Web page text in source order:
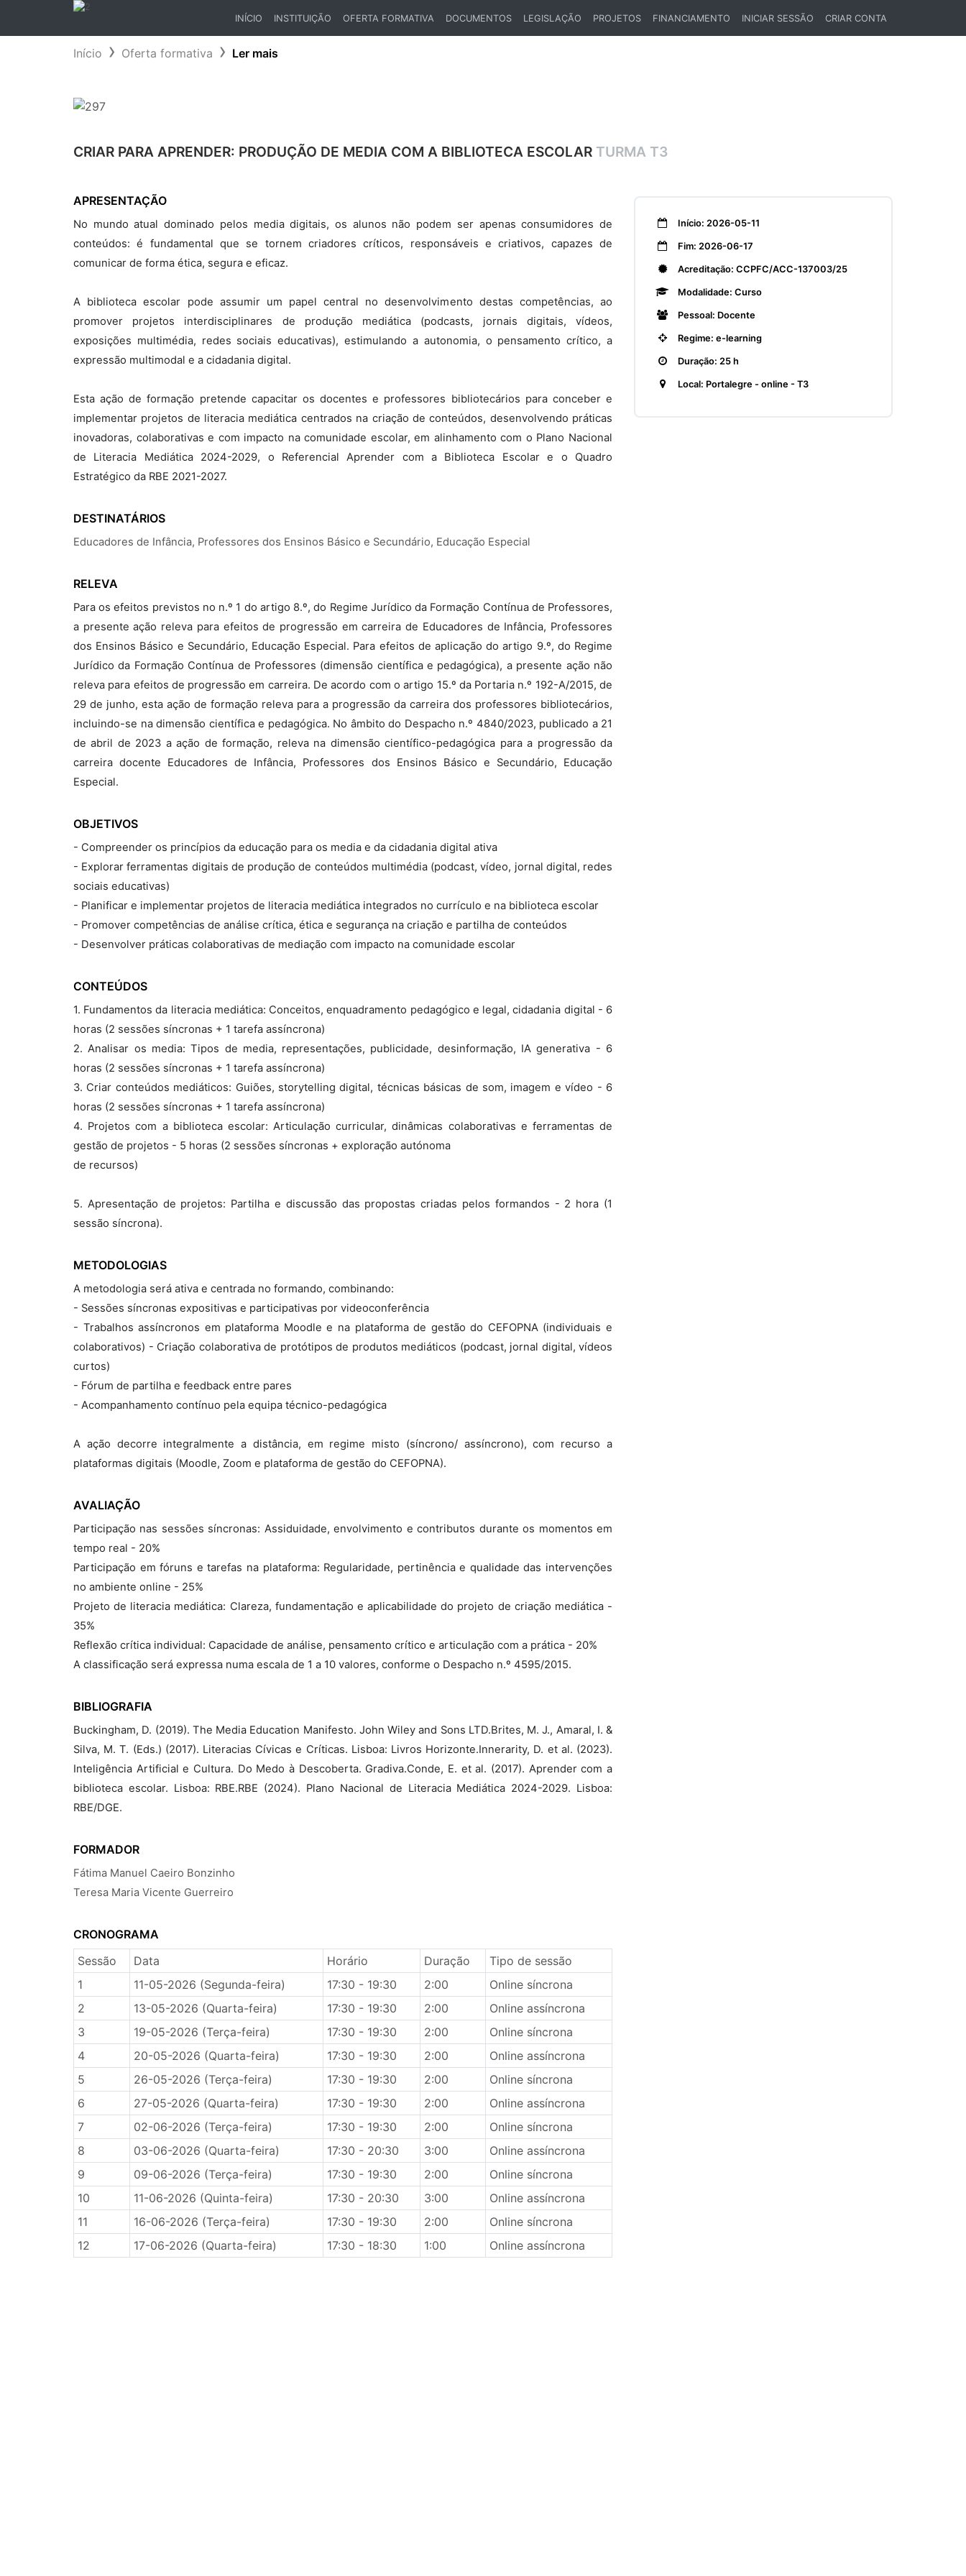
INÍCIO
INSTITUIÇÃO OFERTA FORMATIVA DOCUMENTOS LEGISLAÇÃO PROJETOS FINANCIAMENTO INICIAR SESSÃO CRIAR CONTA
Início Oferta formativa Ler mais
CRIAR PARA APRENDER: PRODUÇÃO DE MEDIA COM A BIBLIOTECA ESCOLAR TURMA T3
APRESENTAÇÃO
No mundo atual dominado pelos media digitais, os alunos não podem ser apenas consumidores de
conteúdos: é fundamental que se tornem criadores críticos, responsáveis e criativos, capazes de
comunicar de forma ética, segura e eficaz.
A biblioteca escolar pode assumir um papel central no desenvolvimento destas competências, ao
promover projetos interdisciplinares de produção mediática (podcasts, jornais digitais, vídeos,
exposições multimédia, redes sociais educativas), estimulando a autonomia, o pensamento crítico, a
expressão multimodal e a cidadania digital.
Esta ação de formação pretende capacitar os docentes e professores bibliotecários para conceber e
implementar projetos de literacia mediática centrados na criação de conteúdos, desenvolvendo práticas
inovadoras, colaborativas e com impacto na comunidade escolar, em alinhamento com o Plano Nacional
de Literacia Mediática 2024-2029, o Referencial Aprender com a Biblioteca Escolar e o Quadro
Estratégico da RBE 2021-2027.
DESTINATÁRIOS
Educadores de Infância, Professores dos Ensinos Básico e Secundário, Educação Especial
RELEVA
Para os efeitos previstos no n.º 1 do artigo 8.º, do Regime Jurídico da Formação Contínua de Professores,
a presente ação releva para efeitos de progressão em carreira de Educadores de Infância, Professores
dos Ensinos Básico e Secundário, Educação Especial. Para efeitos de aplicação do artigo 9.º, do Regime
Jurídico da Formação Contínua de Professores (dimensão científica e pedagógica), a presente ação não
releva para efeitos de progressão em carreira. De acordo com o artigo 15.º da Portaria n.º 192-A/2015, de
29 de junho, esta ação de formação releva para a progressão da carreira dos professores bibliotecários,
incluindo-se na dimensão científica e pedagógica. No âmbito do Despacho n.º 4840/2023, publicado a 21
de abril de 2023 a ação de formação, releva na dimensão científico-pedagógica para a progressão da
carreira docente Educadores de Infância, Professores dos Ensinos Básico e Secundário, Educação
Especial.
OBJETIVOS
- Compreender os princípios da educação para os media e da cidadania digital ativa
- Explorar ferramentas digitais de produção de conteúdos multimédia (podcast, vídeo, jornal digital, redes
sociais educativas)
- Planificar e implementar projetos de literacia mediática integrados no currículo e na biblioteca escolar
- Promover competências de análise crítica, ética e segurança na criação e partilha de conteúdos
- Desenvolver práticas colaborativas de mediação com impacto na comunidade escolar
CONTEÚDOS
1. Fundamentos da literacia mediática: Conceitos, enquadramento pedagógico e legal, cidadania digital - 6
horas (2 sessões síncronas + 1 tarefa assíncrona)
2. Analisar os media: Tipos de media, representações, publicidade, desinformação, IA generativa - 6
horas (2 sessões síncronas + 1 tarefa assíncrona)
3. Criar conteúdos mediáticos: Guiões, storytelling digital, técnicas básicas de som, imagem e vídeo - 6
horas (2 sessões síncronas + 1 tarefa assíncrona)
4. Projetos com a biblioteca escolar: Articulação curricular, dinâmicas colaborativas e ferramentas de
gestão de projetos - 5 horas (2 sessões síncronas + exploração autónoma
de recursos)
5. Apresentação de projetos: Partilha e discussão das propostas criadas pelos formandos - 2 hora (1
sessão síncrona).
METODOLOGIAS
A metodologia será ativa e centrada no formando, combinando:
- Sessões síncronas expositivas e participativas por videoconferência
- Trabalhos assíncronos em plataforma Moodle e na plataforma de gestão do CEFOPNA (individuais e
colaborativos) - Criação colaborativa de protótipos de produtos mediáticos (podcast, jornal digital, vídeos
curtos)
- Fórum de partilha e feedback entre pares
- Acompanhamento contínuo pela equipa técnico-pedagógica
A ação decorre integralmente a distância, em regime misto (síncrono/ assíncrono), com recurso a
plataformas digitais (Moodle, Zoom e plataforma de gestão do CEFOPNA).
AVALIAÇÃO
Participação nas sessões síncronas: Assiduidade, envolvimento e contributos durante os momentos em
tempo real - 20%
Participação em fóruns e tarefas na plataforma: Regularidade, pertinência e qualidade das intervenções
no ambiente online - 25%
Projeto de literacia mediática: Clareza, fundamentação e aplicabilidade do projeto de criação mediática -
35%
Reflexão crítica individual: Capacidade de análise, pensamento crítico e articulação com a prática - 20%
A classificação será expressa numa escala de 1 a 10 valores, conforme o Despacho n.º 4595/2015.
BIBLIOGRAFIA
Buckingham, D. (2019). The Media Education Manifesto. John Wiley and Sons LTD.Brites, M. J., Amaral, I. &
Silva, M. T. (Eds.) (2017). Literacias Cívicas e Críticas. Lisboa: Livros Horizonte.Innerarity, D. et al. (2023).
Inteligência Artificial e Cultura. Do Medo à Descoberta. Gradiva.Conde, E. et al. (2017). Aprender com a
biblioteca escolar. Lisboa: RBE.RBE (2024). Plano Nacional de Literacia Mediática 2024-2029. Lisboa:
RBE/DGE.
FORMADOR
Fátima Manuel Caeiro Bonzinho
Teresa Maria Vicente Guerreiro
CRONOGRAMA
Sessão
Data Horário Duração
Tipo de sessão
1
11-05-2026 (Segunda-feira) 17:30 - 19:30 2:00
Online síncrona
2
13-05-2026 (Quarta-feira) 17:30 - 19:30 2:00
Online assíncrona
3
19-05-2026 (Terça-feira) 17:30 - 19:30 2:00
Online síncrona
4
20-05-2026 (Quarta-feira) 17:30 - 19:30 2:00
Online assíncrona
5
26-05-2026 (Terça-feira) 17:30 - 19:30 2:00
Online síncrona
6
27-05-2026 (Quarta-feira) 17:30 - 19:30 2:00
Online assíncrona
7
02-06-2026 (Terça-feira) 17:30 - 19:30 2:00
Online síncrona
8
03-06-2026 (Quarta-feira) 17:30 - 20:30 3:00
Online assíncrona
9
09-06-2026 (Terça-feira) 17:30 - 19:30 2:00
Online síncrona
10
11-06-2026 (Quinta-feira) 17:30 - 20:30 3:00
Online assíncrona
11
16-06-2026 (Terça-feira) 17:30 - 19:30 2:00
Online síncrona
12
17-06-2026 (Quarta-feira) 17:30 - 18:30 1:00 Online assíncrona
Início: 2026-05-11
Fim: 2026-06-17
Acreditação: CCPFC/ACC-137003/25
Modalidade: Curso
Pessoal: Docente
Regime: e-learning
Duração: 25 h
Local: Portalegre - online - T3